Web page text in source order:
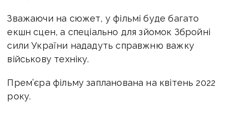
Зважаючи на сюжет, у фільмі буде багато
екшн сцен, а спеціально для зйомок Збройні
сили України нададуть справжню важку
військову техніку.
Прем’єра фільму запланована на квітень 2022
року.